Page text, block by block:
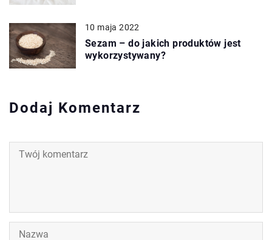
10 maja 2022
Sezam – do jakich produktów jest
wykorzystywany?
Dodaj Komentarz